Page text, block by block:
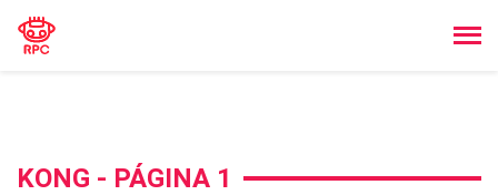
KONG - PÁGINA 1